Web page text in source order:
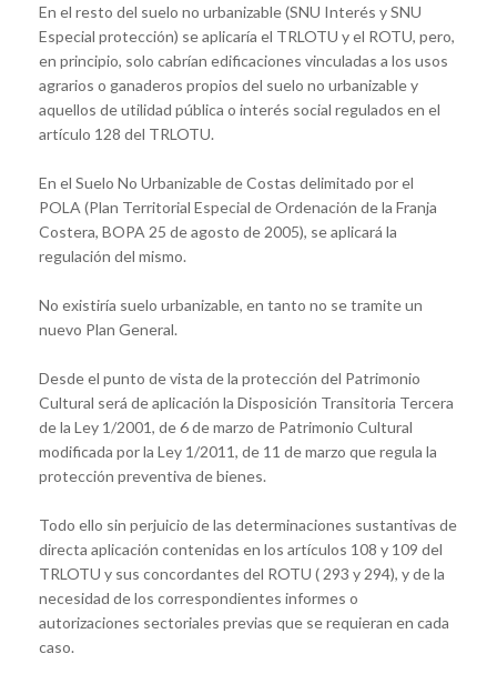
En el resto del suelo no urbanizable (SNU Interés y SNU
Especial protección) se aplicaría el TRLOTU y el ROTU, pero,
en principio, solo cabrían edificaciones vinculadas a los usos
agrarios o ganaderos propios del suelo no urbanizable y
aquellos de utilidad pública o interés social regulados en el
artículo 128 del TRLOTU.
En el Suelo No Urbanizable de Costas delimitado por el
POLA (Plan Territorial Especial de Ordenación de la Franja
Costera, BOPA 25 de agosto de 2005), se aplicará la
regulación del mismo.
No existiría suelo urbanizable, en tanto no se tramite un
nuevo Plan General.
Desde el punto de vista de la protección del Patrimonio
Cultural será de aplicación la Disposición Transitoria Tercera
de la Ley 1/2001, de 6 de marzo de Patrimonio Cultural
modificada por la Ley 1/2011, de 11 de marzo que regula la
protección preventiva de bienes.
Todo ello sin perjuicio de las determinaciones sustantivas de
directa aplicación contenidas en los artículos 108 y 109 del
TRLOTU y sus concordantes del ROTU ( 293 y 294), y de la
necesidad de los correspondientes informes o
autorizaciones sectoriales previas que se requieran en cada
caso.